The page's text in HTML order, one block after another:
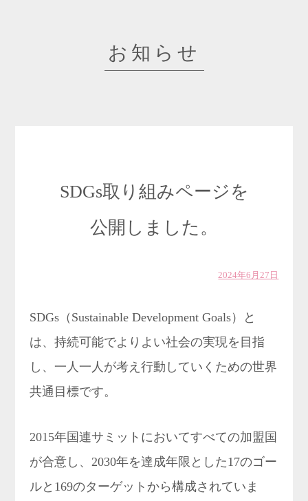
お知らせ
SDGs取り組みページを
公開しました。
2024年6月27日
SDGs（Sustainable Development Goals）と
は、持続可能でよりよい社会の実現を目指
し、一人一人が考え行動していくための世界
共通目標です。
2015年国連サミットにおいてすべての加盟国
が合意し、2030年を達成年限とした17のゴー
ルと169のターゲットから構成されていま